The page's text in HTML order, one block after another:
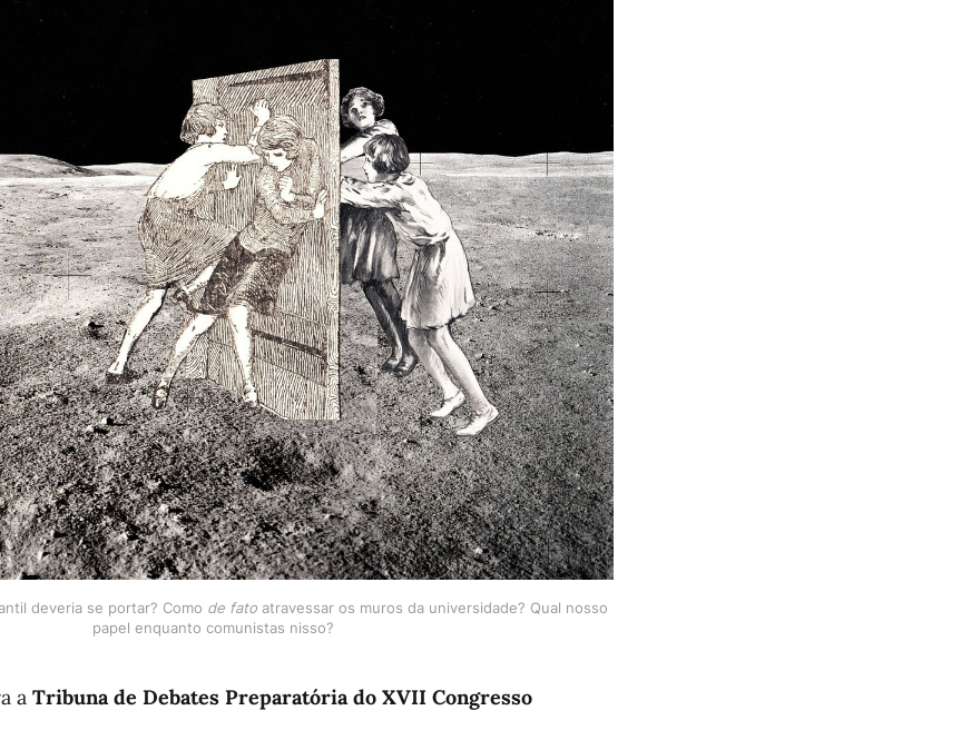
deveria se portar? Como de fato atravessar os muros da universidade? Qual nosso
papel enquanto comunistas nisso?
a Tribuna de Debates Preparatória do XVII Congresso